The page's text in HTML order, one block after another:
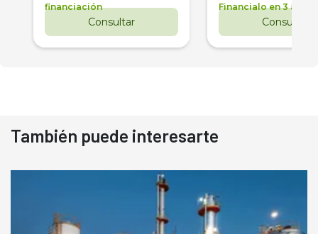
financiación
Consultar
Financialo en 3 años
Consultar
También puede interesarte